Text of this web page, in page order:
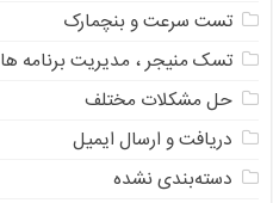
تست سرعت و بنچمارک
تسک منیجر ، مدیریت برنامه ها
حل مشکلات مختلف
دریافت و ارسال ایمیل
دسته‌بندی نشده